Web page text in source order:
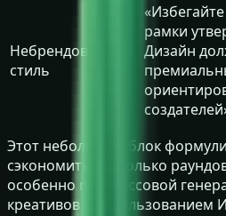
Небрендовый
стиль
рамки
Дизайн
Этот небольшой блок
сэкономить несколько
особенно при массовой
креативов с использованием